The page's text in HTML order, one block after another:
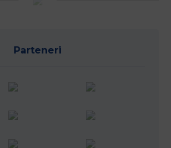
Parteneri